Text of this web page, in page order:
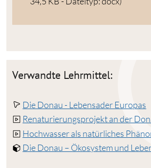
Verwandte Lehrmittel:
Die Donau - Lebensader Europas
Renaturierungsprojekt an der
Hochwasser als natürliches
Die Donau – Ökosystem und